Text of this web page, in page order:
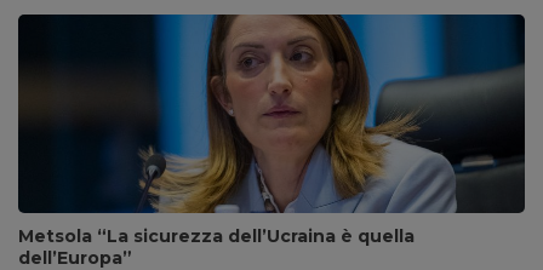
Metsola “La sicurezza dell’Ucraina è quella
dell’Europa”